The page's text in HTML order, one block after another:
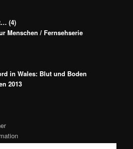
(4)
Menschen / Fernsehserie
in Wales: Blut und Boden
2013